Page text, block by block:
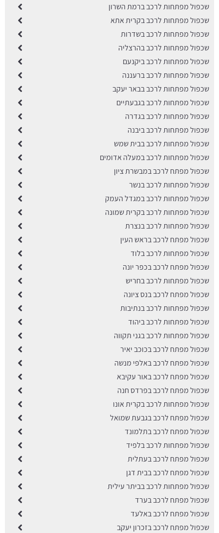
שכפול מפתחות לרכב ברמת השרון
שכפול מפתחות לרכב בקרית אתא
שכפול מפתחות לרכב בשדרות
שכפול מפתחות לרכב בהרצליה
שכפול מפתחות לרכב ביקנעם
שכפול מפתחות לרכב ברעננה
שכפול מפתחות לרכב בבאר יעקב
שכפול מפתחות לרכב בגבעתיים
שכפול מפתחות לרכב בגדרה
שכפול מפתחות לרכב ביבנה
שכפול מפתחות לרכב בבית שמש
שכפול מפתחות לרכב במעלה אדומים
שכפול מפתח לרכב במבשרת ציון
שכפול מפתחות לרכב בנשר
שכפול מפתחות לרכב במגדל העמק
שכפול מפתחות לרכב בקרית שמונה
שכפול מפתחות לרכב בנצרת
שכפול מפתח לרכב בראש העין
שכפול מפתחות לרכב בלוד
שכפול מפתח לרכב בכפר יונה
שכפול מפתחות לרכב בחריש
שכפול מפתח לרכב בנס ציונה
שכפול מפתחות לרכב בנתיבות
שכפול מפתחות לרכב ביהוד
שכפול מפתחות לרכב בגני תקווה
שכפול מפתח לרכב בכוכב יאיר
שכפול מפתח לרכב באלפי מנשה
שכפול מפתח לרכב באור עקיבא
שכפול מפתח לרכב בפרדס חנה
שכפול מפתחות לרכב בקרית אונו
שכפול מפתח לרכב בגבעת שמואל
שכפול מפתח לרכב בתלמונד
שכפול מפתחות לרכב בלפיד
שכפול מפתח לרכב בעתלית
שכפול מפתח לרכב בבית דגן
שכפול מפתחות לרכב בביתר עילית
שכפול מפתח לרכב בערד
שכפול מפתח לרכב באלעד
שכפול מפתח לרכב בזכרון יעקב